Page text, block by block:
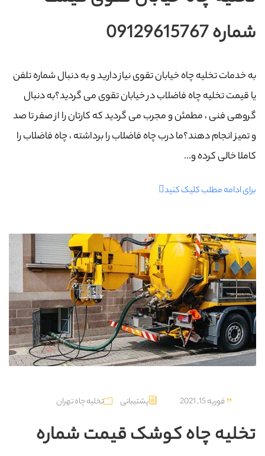
شماره 09129615767
به خدمات تخلیه چاه خیابان تقوی نیاز دارید و به دنبال شماره تلفن
یا قیمت تخلیه چاه فاضلاب در خیابان تقوی می گردید؟به دنبال
گروهی فنی ، مطمئن و مجرب می گردید که کارتان را از صفر تا صد
و تمیز انجام دهند؟ما درب چاه فاضلاب را برداشته ، چاه فاضلاب را
کاملا خالی کرده و...
برای ادامه مطلب کلیک کنید
فوریه 15, 2021 پشتیبانی تخلیه چاه تهران
تخلیه چاه کوشک قیمت شماره